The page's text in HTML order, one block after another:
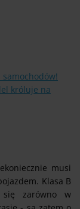
samochodów!
króluje na
musi
Klasa B
się zarówno w